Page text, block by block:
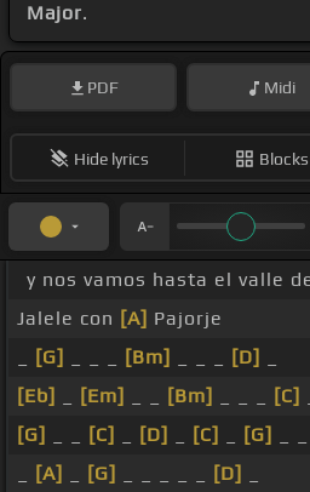
Major.
PDF Midi
Hide lyrics Blocks
y nos vamos hasta el valle
Jalele con [A] Pajorje
[G] [Bm] [D]
[Eb]
[Em] [Bm] [C]
[G]
[C] [D] [C] [G]
[A] [G] [D]